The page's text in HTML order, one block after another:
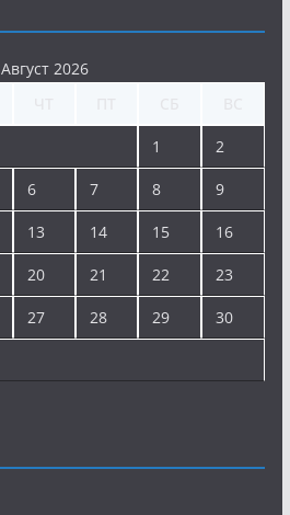
Август 2026
1 2
6 7 8 9
13 14 15 16
20 21 22 23
27 28 29 30